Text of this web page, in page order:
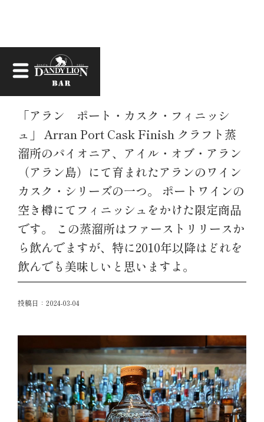
お知らせ
「アラン ポート・カスク・フィニッシ
ュ」 Arran Port Cask Finish クラフト蒸
溜所のパイオニア、アイル・オブ・アラン
（アラン島）にて育まれたアランのワイン
カスク・シリーズの一つ。 ポートワインの
空き樽にてフィニッシュをかけた限定商品
です。 この蒸溜所はファーストリリースか
ら飲んでますが、特に2010年以降はどれを
飲んでも美味しいと思いますよ。
投稿日： 2024-03-04